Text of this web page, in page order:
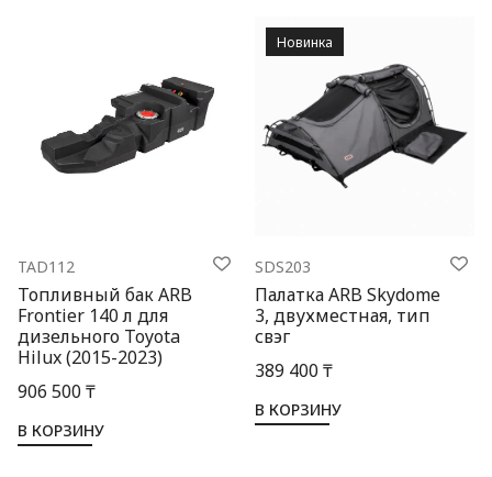
TAD112
Топливный бак ARB
Frontier 140 л для
дизельного Toyota
Hilux (2015-2023)
906 500 ₸
В КОРЗИНУ
SDS203
Палатка ARB Skydome
3, двухместная, тип
свэг
389 400 ₸
В КОРЗИНУ
Новинка